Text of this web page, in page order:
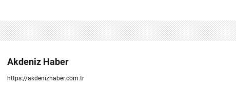
Akdeniz Haber
https://akdenizhaber.com.tr